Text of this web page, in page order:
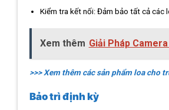
Kiểm tra kết nối: Đảm bảo tất cả các
Xem thêm Giải Pháp
>>> Xem thêm các sản phẩm loa cho
Bảo trì định kỳ